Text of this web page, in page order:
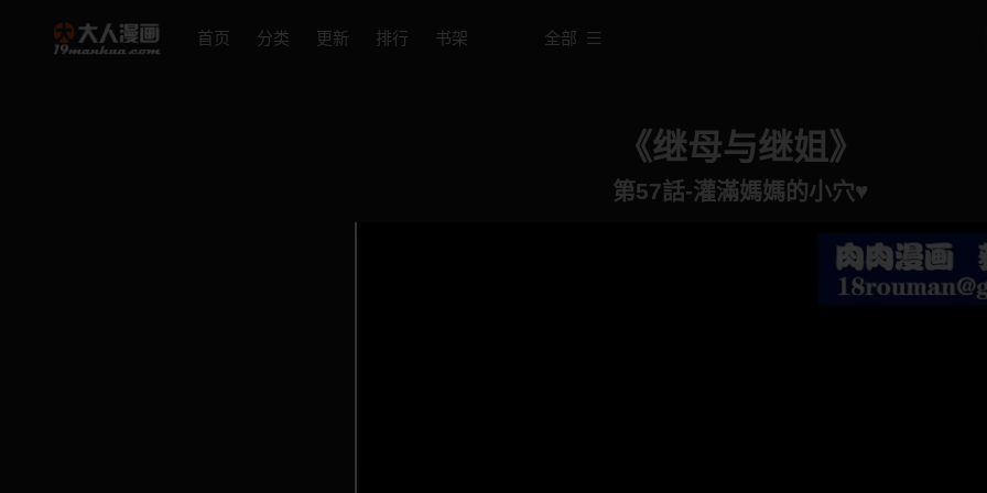
首页 分类 更新 排行 书架 全部
《继母与继姐》
第57話-灌滿媽媽的小穴♥